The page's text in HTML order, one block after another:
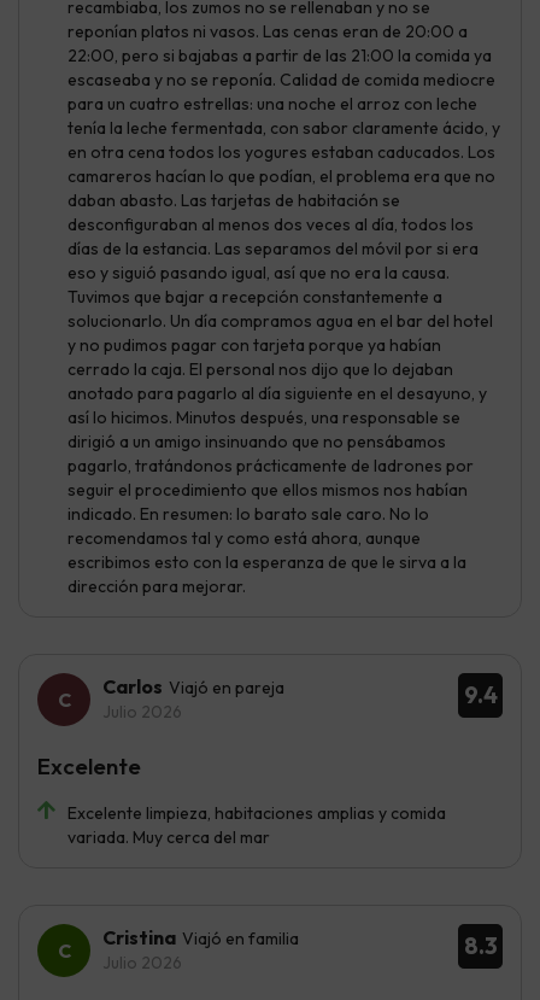
recambiaba, los zumos no se rellenaban y no se
reponían platos ni vasos. Las cenas eran de 20:00 a
22:00, pero si bajabas a partir de las 21:00 la comida ya
escaseaba y no se reponía. Calidad de comida mediocre
para un cuatro estrellas: una noche el arroz con leche
tenía la leche fermentada, con sabor claramente ácido, y
en otra cena todos los yogures estaban caducados. Los
camareros hacían lo que podían, el problema era que no
daban abasto. Las tarjetas de habitación se
desconfiguraban al menos dos veces al día, todos los
días de la estancia. Las separamos del móvil por si era
eso y siguió pasando igual, así que no era la causa.
Tuvimos que bajar a recepción constantemente a
solucionarlo. Un día compramos agua en el bar del hotel
y no pudimos pagar con tarjeta porque ya habían
cerrado la caja. El personal nos dijo que lo dejaban
anotado para pagarlo al día siguiente en el desayuno, y
así lo hicimos. Minutos después, una responsable se
dirigió a un amigo insinuando que no pensábamos
pagarlo, tratándonos prácticamente de ladrones por
seguir el procedimiento que ellos mismos nos habían
indicado. En resumen: lo barato sale caro. No lo
recomendamos tal y como está ahora, aunque
escribimos esto con la esperanza de que le sirva a la
dirección para mejorar.
9.4
Carlos Viajó en pareja
Julio 2026
Excelente limpieza, habitaciones amplias y comida
variada. Muy cerca del mar
Excelente
8.3
Cristina Viajó en familia
Julio 2026